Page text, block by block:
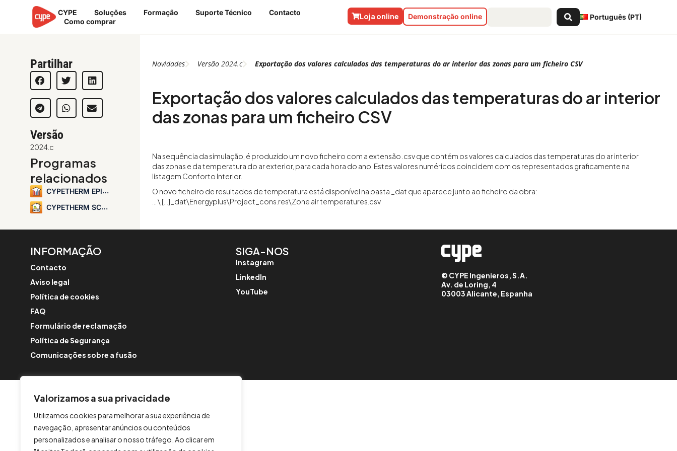
Valorizamos a sua privacidade
Utilizamos cookies para melhorar a sua experiência de
navegação, apresentar anúncios ou conteúdos
personalizados e analisar o nosso tráfego. Ao clicar em
CYPE Soluções Formação Suporte Técnico
Contacto
Como comprar
Português (PT)
Search
...
Demonstração online
Loja online
Partilhar
Versão
2024.c
Programas
relacionados
CYPETHERM EPlus
CYPETHERM SCE-CS Plus
Novidades Versão2024.c Exportação dos valores calculados das temperaturas do ar interior das zonas para um ficheiro CSV
Exportação dos valores calculados das temperaturas do ar interior
das zonas para um ficheiro CSV
Na sequência da simulação, é produzido um novo ficheiro com a extensão .csv que contém os valores calculados das temperaturas do ar interior
das zonas e da temperatura do ar exterior, para cada hora do ano. Estes valores numéricos coincidem com os representados graficamente na
listagem Conforto Interior.
O novo ficheiro de resultados de temperatura está disponível na pasta _dat que aparece junto ao ficheiro da obra:
… \ […]_dat\Energyplus\Project_cons.res\Zone air temperatures.csv
INFORMAÇÃO
Contacto
Aviso legal
Política de cookies
FAQ
Formulário de reclamação
Política de Segurança
Comunicações sobre a fusão
SIGA-NOS
Instagram
LinkedIn
YouTube
© CYPE Ingenieros, S.A.
Av. de Loring, 4
03003 Alicante, Espanha